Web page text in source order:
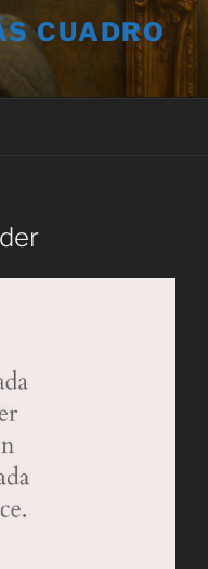
CUADRO